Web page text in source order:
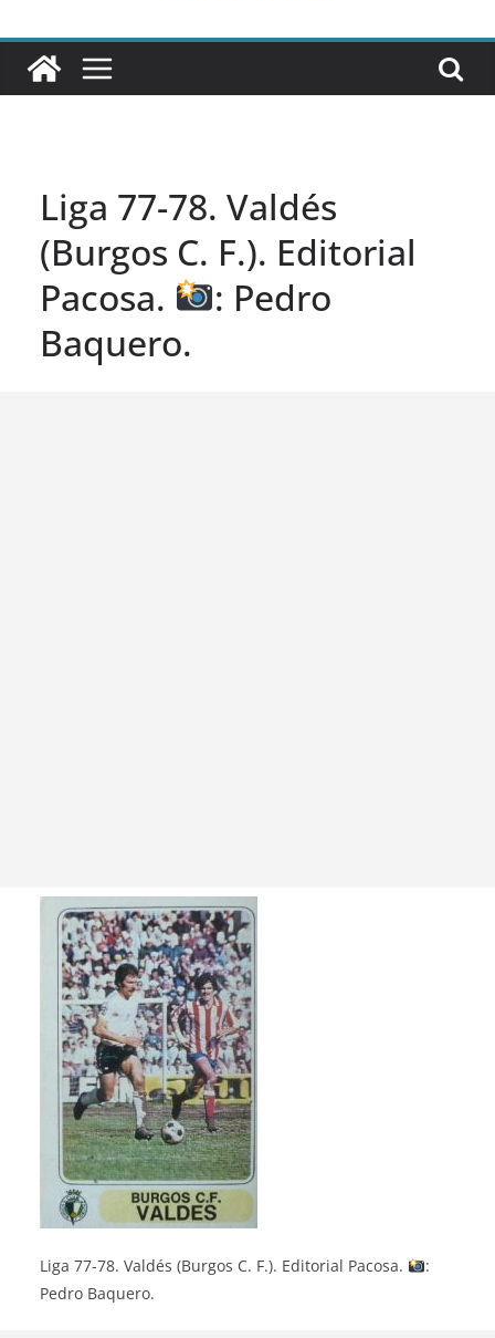
Liga 77-78. Valdés
(Burgos C. F.). Editorial
Pacosa.
: Pedro
Baquero.
Liga 77-78. Valdés (Burgos C. F.). Editorial Pacosa.
:
Pedro Baquero.